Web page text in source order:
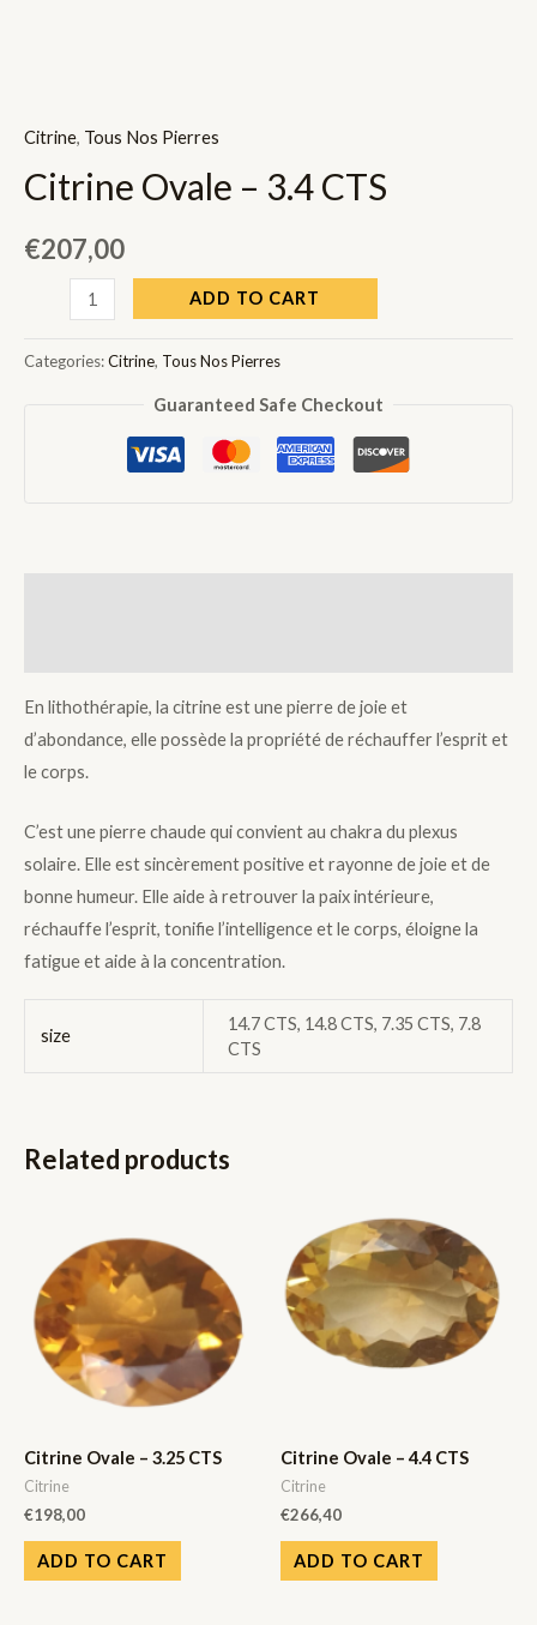
Citrine, Tous Nos Pierres
Citrine Ovale – 3.4 CTS
€207,00
-
ADD TO CART
Categories:Citrine, Tous Nos Pierres
Guaranteed Safe Checkout
En lithothérapie, la citrine est une pierre de joie et
d’abondance, elle possède la propriété de réchauffer l’esprit et
le corps.
C’est une pierre chaude qui convient au chakra du plexus
solaire. Elle est sincèrement positive et rayonne de joie et de
bonne humeur. Elle aide à retrouver la paix intérieure,
réchauffe l’esprit, tonifie l’intelligence et le corps, éloigne la
fatigue et aide à la concentration.
size
14.7 CTS, 14.8 CTS, 7.35 CTS, 7.8
CTS
Related products
Citrine Ovale – 3.25 CTS
Citrine
€198,00
ADD TO CART
Citrine Ovale – 4.4 CTS
Citrine
€266,40
ADD TO CART